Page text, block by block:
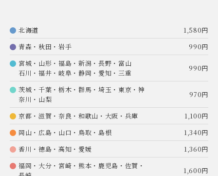
北海道
1,580円
青森・秋田・岩手
990円
宮城・山形・福島・新潟・長野・富山
石川・福井・岐阜・静岡・愛知・三重
990円
茨城・千葉・栃木・群馬・埼玉・東京・神
奈川・山梨
970円
京都・滋賀・奈良・和歌山・大阪・兵庫
1,100円
岡山・広島・山口・鳥取・島根
1,340円
香川・徳島・高知・愛媛
1,360円
福岡・大分・宮崎・熊本・鹿児島・佐賀・
1,600円